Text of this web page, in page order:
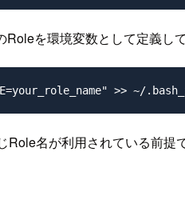
を環境変数として定義し
>> ~/
Role名が利用されている前